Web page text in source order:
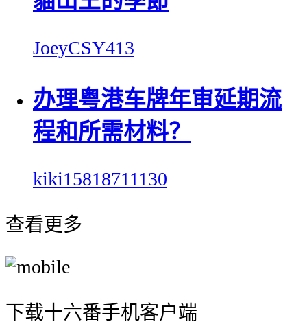
JoeyCSY413
办理粤港车牌年审延期流
程和所需材料？
kiki15818711130
查看更多
下载十六番手机客户端